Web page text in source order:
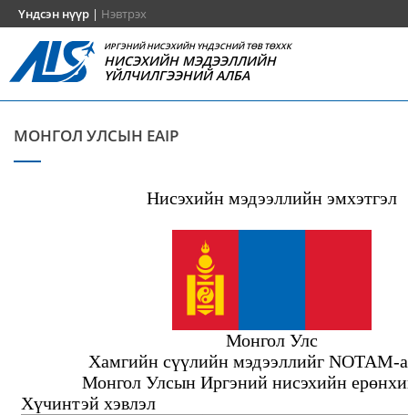
Үндсэн нүүр | Нэвтрэх
ИРГЭНИЙ НИСЭХИЙН ҮНДЭСНИЙ ТӨВ ТӨХХК
НИСЭХИЙН МЭДЭЭЛЛИЙН
ҮЙЛЧИЛГЭЭНИЙ АЛБА
МОНГОЛ УЛСЫН EAIP